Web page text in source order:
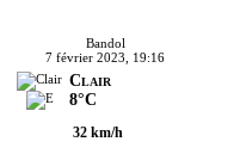
Bandol
7 février 2023, 19:16
Clair
8°C
32 km/h